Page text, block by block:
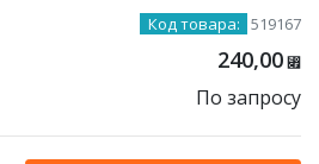
Код товара: 519167
240,00 ⃏
По запросу